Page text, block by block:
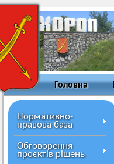
Головна
Нормативно-
правова база
Обговорення
проєктів рішень